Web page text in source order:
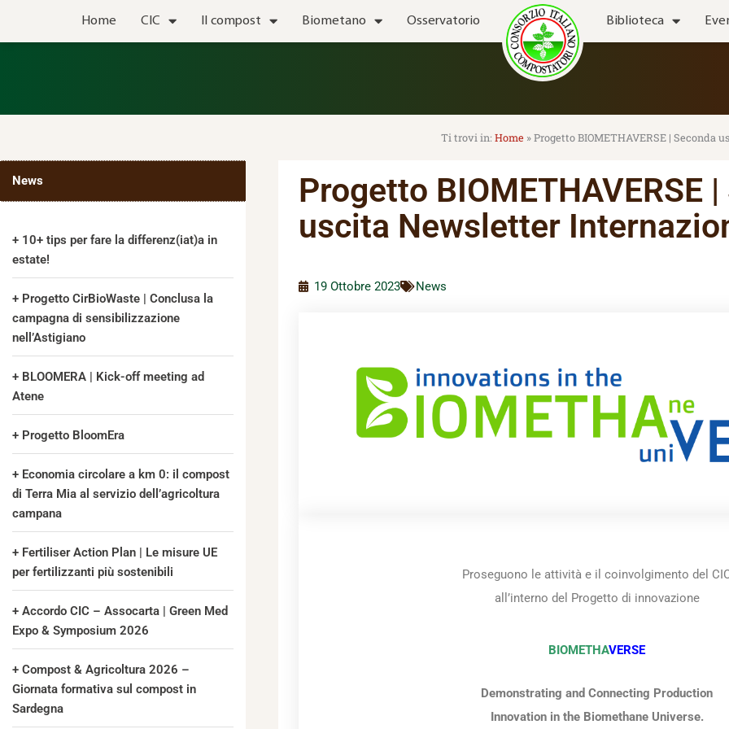
Home CIC Il compost Biometano Osservatorio Biblioteca
Home »Progetto BIOMETHAVERSE | Seconda
News
10+ tips per fare la differenz(iat)a in
estate!
Progetto CirBioWaste | Conclusa la
campagna di sensibilizzazione
nell’Astigiano
BLOOMERA | Kick-off meeting ad
Atene
Progetto BloomEra
Economia circolare a km 0: il compost
di Terra Mia al servizio dell’agricoltura
campana
Fertiliser Action Plan | Le misure UE
per fertilizzanti più sostenibili
Accordo CIC – Assocarta | Green Med
Expo & Symposium 2026
Compost & Agricoltura 2026 –
Giornata formativa sul compost in
Sardegna
Progetto BIOMETHAVERSE
uscita Newsletter
19 Ottobre 2023 News
Proseguono le attività e il coinvolgimento del
all’interno del Progetto di innovazione
BIOMETHAVERSE
Demonstrating and Connecting Production
Innovation in the Biomethane Universe.